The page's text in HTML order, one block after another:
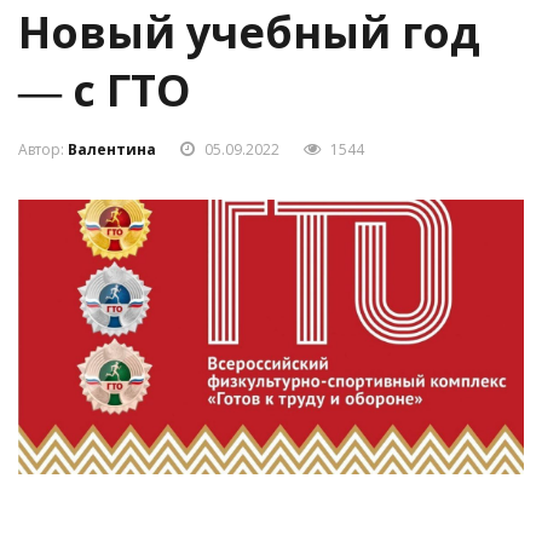
Новый учебный год
― с ГТО
Автор: Валентина 05.09.2022 1544